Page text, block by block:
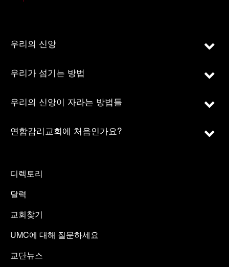
우리의 신앙
우리가 섬기는 방법
우리의 신앙이 자라는 방법들
연합감리교회에 처음인가요?
디렉토리
달력
교회찾기
UMC에 대해 질문하세요
교단뉴스